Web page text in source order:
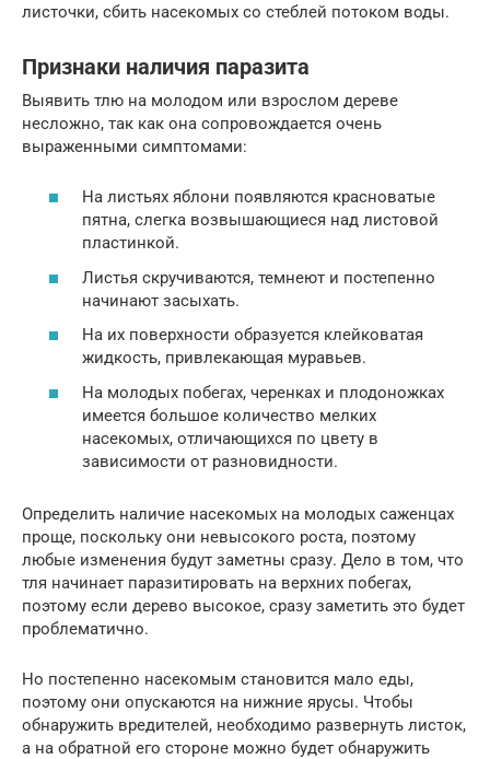
листочки, сбить насекомых со стеблей потоком воды.
Признаки наличия паразита
Выявить тлю на молодом или взрослом дереве
несложно, так как она сопровождается очень
выраженными симптомами:
На листьях яблони появляются красноватые
пятна, слегка возвышающиеся над листовой
пластинкой.
Листья скручиваются, темнеют и постепенно
начинают засыхать.
На их поверхности образуется клейковатая
жидкость, привлекающая муравьев.
На молодых побегах, черенках и плодоножках
имеется большое количество мелких
насекомых, отличающихся по цвету в
зависимости от разновидности.
Определить наличие насекомых на молодых саженцах
проще, поскольку они невысокого роста, поэтому
любые изменения будут заметны сразу. Дело в том, что
тля начинает паразитировать на верхних побегах,
поэтому если дерево высокое, сразу заметить это будет
проблематично.
Но постепенно насекомым становится мало еды,
поэтому они опускаются на нижние ярусы. Чтобы
обнаружить вредителей, необходимо развернуть листок,
а на обратной его стороне можно будет обнаружить